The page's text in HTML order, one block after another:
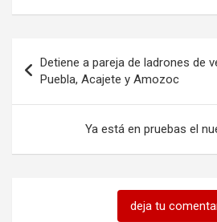
de
entradas
Detiene a pareja de ladrones de
Puebla, Acajete y Amozoc
Ya está en pruebas el
deja tu